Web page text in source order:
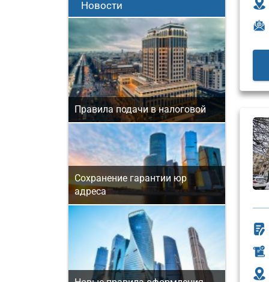
Новости
Правила подачи в налоговой
Сохранение гарантии юр
адреса